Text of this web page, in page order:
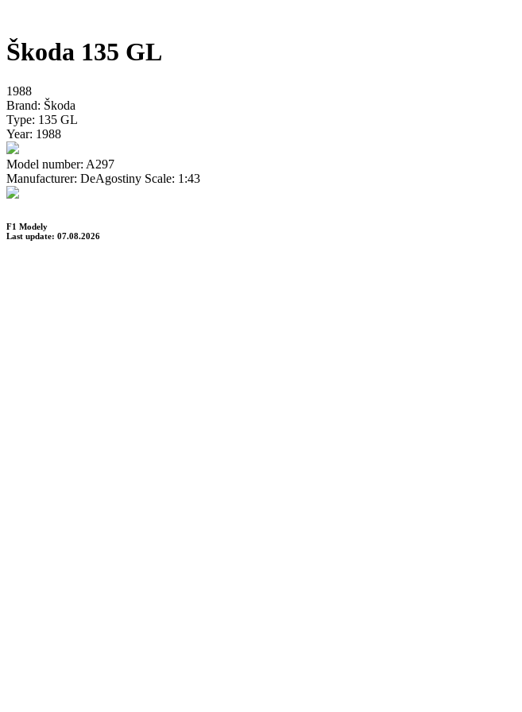
Škoda 135 GL
1988
Brand: Škoda
Type: 135 GL
Year: 1988
Model number: A297
Manufacturer: DeAgostiny Scale: 1:43
F1 Modely
Last update: 07.08.2026